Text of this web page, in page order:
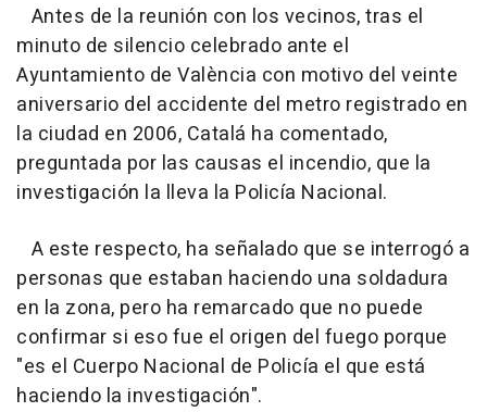
Antes de la reunión con los vecinos, tras el
minuto de silencio celebrado ante el
Ayuntamiento de València con motivo del veinte
aniversario del accidente del metro registrado en
la ciudad en 2006, Catalá ha comentado,
preguntada por las causas el incendio, que la
investigación la lleva la Policía Nacional.
A este respecto, ha señalado que se interrogó a
personas que estaban haciendo una soldadura
en la zona, pero ha remarcado que no puede
confirmar si eso fue el origen del fuego porque
"es el Cuerpo Nacional de Policía el que está
haciendo la investigación".